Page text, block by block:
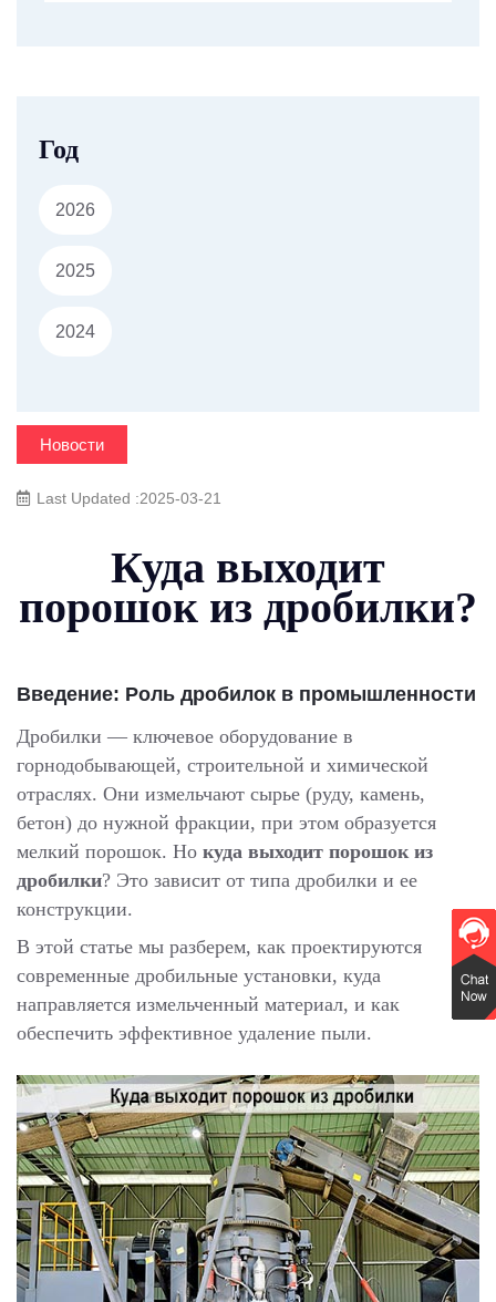
Год
2026
2025
2024
Новости
Last Updated :2025-03-21
Куда выходит
порошок из дробилки?
Введение: Роль дробилок в промышленности
Дробилки — ключевое оборудование в
горнодобывающей, строительной и химической
отраслях. Они измельчают сырье (руду, камень,
бетон) до нужной фракции, при этом образуется
мелкий порошок. Но куда выходит порошок из
дробилки? Это зависит от типа дробилки и ее
конструкции.
В этой статье мы разберем, как проектируются
современные дробильные установки, куда
направляется измельченный материал, и как
обеспечить эффективное удаление пыли.